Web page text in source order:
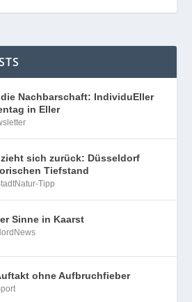
Nachbarschaft: IndividuEller
in Eller
zieht sich zurück: Düsseldorf
Tiefstand
Tipp
Sinne in Kaarst
ohne Aufbruchfieber